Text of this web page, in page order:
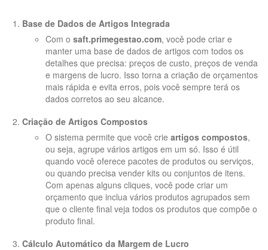
Base de Dados de Artigos Integrada
Com o saft.primegestao.com, você pode criar e
manter uma base de dados de artigos com todos os
detalhes que precisa: preços de custo, preços de venda
e margens de lucro. Isso torna a criação de orçamentos
mais rápida e evita erros, pois você sempre terá os
dados corretos ao seu alcance.
Criação de Artigos Compostos
O sistema permite que você crie artigos compostos,
ou seja, agrupe vários artigos em um só. Isso é útil
quando você oferece pacotes de produtos ou serviços,
ou quando precisa vender kits ou conjuntos de itens.
Com apenas alguns cliques, você pode criar um
orçamento que inclua vários produtos agrupados sem
que o cliente final veja todos os produtos que compõe o
produto final.
Cálculo Automático da Margem de Lucro